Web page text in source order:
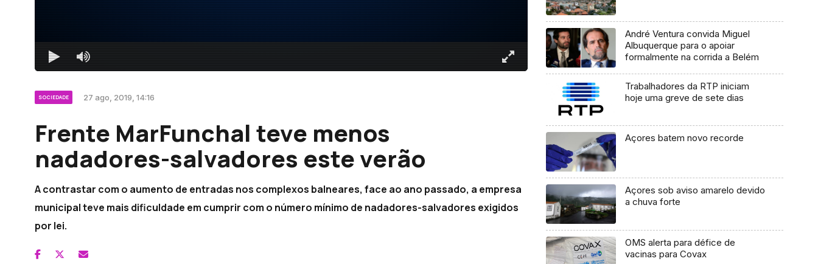
SOCIEDADE 27 ago, 2019, 14:16
Frente MarFunchal teve menos
nadadores-salvadores este verão
A contrastar com o aumento de entradas nos complexos balneares, face ao ano passado, a empresa
municipal teve mais dificuldade em cumprir com o número mínimo de nadadores-salvadores exigidos
por lei.
André Ventura convida Miguel
Albuquerque para o apoiar
formalmente na corrida a Belém
Trabalhadores da RTP iniciam
hoje uma greve de sete dias
Açores batem novo recorde
Açores sob aviso amarelo devido
a chuva forte
OMS alerta para défice de
vacinas para Covax